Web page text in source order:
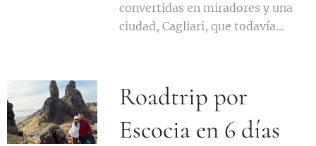
convertidas en miradores y una
ciudad, Cagliari, que todavía...
Roadtrip por
Escocia en 6 días